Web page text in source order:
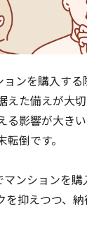
ンを購入す
えた備えが大
る影響が大き
倒です。
ンションを
を抑えつつ、